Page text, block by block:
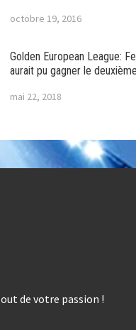
octobre 19, 2016
Golden European League:
aurait pu gagner le
mai 22, 2018
de votre passion !